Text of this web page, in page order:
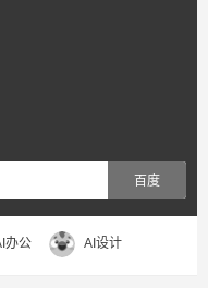
百度
办公 AI设计